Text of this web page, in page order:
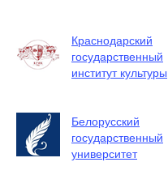
Краснодарский
государственный
институт культуры
Белорусский
государственный
университет